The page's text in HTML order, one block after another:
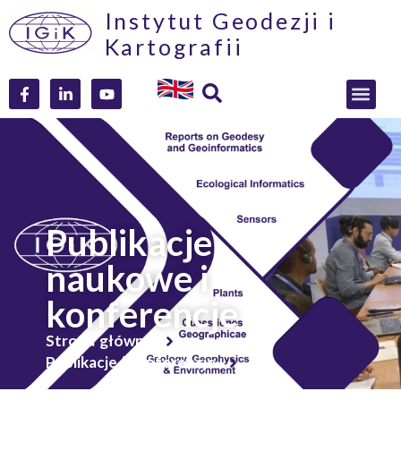
Instytut Geodezji i
Kartografii
Publikacje
naukowe i
konferencje
Strona główna
Publikacje i konferencje